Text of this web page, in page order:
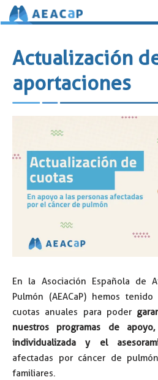
al
contenido
Actualización
aportaciones
En la Asociación Española de
Pulmón (AEACaP) hemos
cuotas anuales para poder
nuestros programas de
individualizada y el
afectadas por cáncer de
familiares.